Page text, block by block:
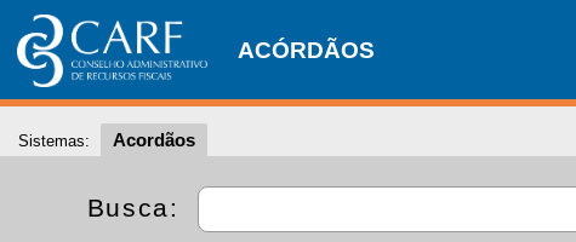
ACÓRDÃOS
Sistemas: Acordãos
Busca: